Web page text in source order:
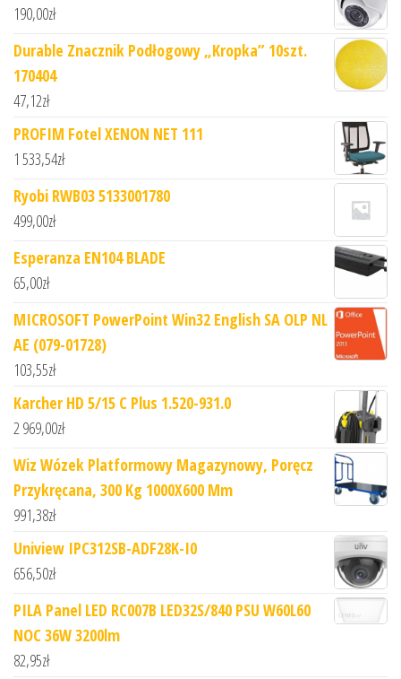
190,00zł
Durable Znacznik Podłogowy „Kropka” 10szt.
170404
47,12zł
PROFIM Fotel XENON NET 111
1 533,54zł
Ryobi RWB03 5133001780
499,00zł
Esperanza EN104 BLADE
65,00zł
MICROSOFT PowerPoint Win32 English SA OLP NL
AE (079-01728)
103,55zł
Karcher HD 5/15 C Plus 1.520-931.0
2 969,00zł
Wiz Wózek Platformowy Magazynowy, Poręcz
Przykręcana, 300 Kg 1000X600 Mm
991,38zł
Uniview IPC312SB-ADF28K-I0
656,50zł
PILA Panel LED RC007B LED32S/840 PSU W60L60
NOC 36W 3200lm
82,95zł